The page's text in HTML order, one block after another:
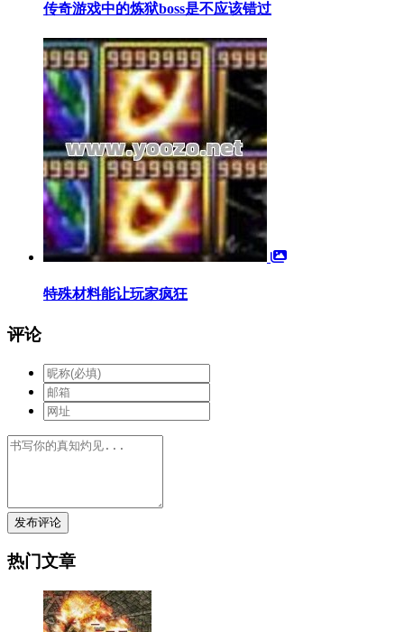
传奇游戏中的炼狱boss是不应该错过
特殊材料能让玩家疯狂
评论
发布评论
热门文章